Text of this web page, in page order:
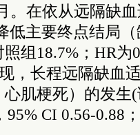
。在依从远隔缺
低主要终点结局
组18.7%；HR为
，长程远隔缺血
肌梗死）的发生(
CI 0.56-0.88